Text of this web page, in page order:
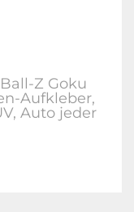
Z Goku
Aufkleber,
Auto jeder